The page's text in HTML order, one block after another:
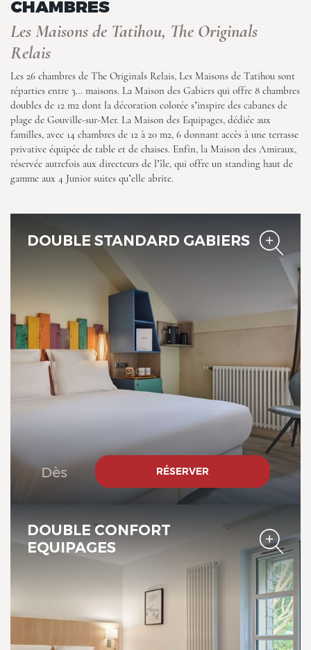
CHAMBRES
Les Maisons de Tatihou, The Originals
Relais
Les 26 chambres de The Originals Relais, Les Maisons de Tatihou sont
réparties entre 3… maisons. La Maison des Gabiers qui offre 8 chambres
doubles de 12 m2 dont la décoration colorée s’inspire des cabanes de
plage de Gouville-sur-Mer. La Maison des Equipages, dédiée aux
familles, avec 14 chambres de 12 à 20 m2, 6 donnant accès à une terrasse
privative équipée de table et de chaises. Enfin, la Maison des Amiraux,
réservée autrefois aux directeurs de l’île, qui offre un standing haut de
gamme aux 4 Junior suites qu’elle abrite.
DOUBLE STANDARD GABIERS
Dès RÉSERVER
DOUBLE CONFORT
EQUIPAGES
Originals Relais
Les Maisons de Tatihou, The
Originals Relais
Les Maisons de Tatihou, The